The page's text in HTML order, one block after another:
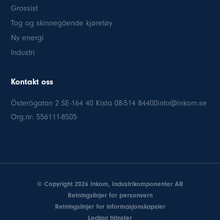
Grossist
Tog og skinnegående kjøretøy
Ny energi
Industri
Kontakt oss
Österögatan 2 SE-164 40 Kista 08-514 84400info@inkom.se
Org.nr: 556111-8505
© Copyright 2026 Inkom, Industrikomponenter AB
Retningslinjer for personvern
Retningslinjer for informasjonskapsler
Lediga tjänster